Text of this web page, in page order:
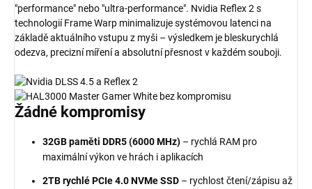
"performance" nebo "ultra-performance". Nvidia Reflex 2 s
technologií Frame Warp minimalizuje systémovou latenci na
základě aktuálního vstupu z myši – výsledkem je bleskurychlá
odezva, precizní míření a absolutní přesnost v každém souboji.
Žádné kompromisy
32GB paměti DDR5 (6000 MHz) – rychlá RAM pro
maximální výkon ve hrách i aplikacích
2TB rychlé PCIe 4.0 NVMe SSD – rychlost čtení/zápisu až